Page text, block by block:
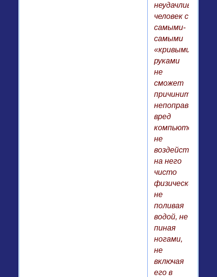
неудачливый
человек с
самыми-
самыми
«кривыми»
руками
не
сможет
причинить
непоправимый
вред
компьютеру,
не
воздействуя
на него
чисто
физически:
не
поливая
водой, не
пиная
ногами,
не
включая
его в